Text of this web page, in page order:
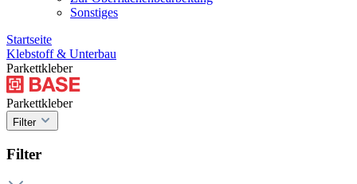
Sonstiges
Startseite
Klebstoff & Unterbau
Parkettkleber
Parkettkleber
Filter
Filter